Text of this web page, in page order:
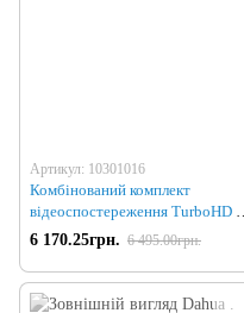
Артикул: 10301016
Комбінований комплект
відеоспостереження TurboHD на
4 камери
6 170.25грн. 6 495.00грн.